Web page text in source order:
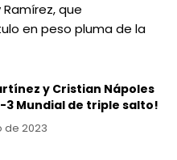
que
en peso pluma de la
y Cristian Nápoles
3 Mundial de triple salto!
de 2023